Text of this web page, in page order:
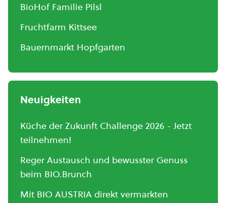
BioHof Familie Pilsl
Fruchtfarm Kittsee
Bauernmarkt Hopfgarten
Neuigkeiten
Küche der Zukunft Challenge 2026 - Jetzt
teilnehmen!
Reger Austausch und bewusster Genuss
beim BIO.Brunch
Mit BIO AUSTRIA direkt vermarkten